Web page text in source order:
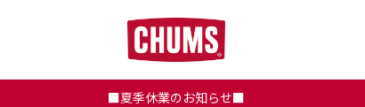
■夏季休業のお知らせ■